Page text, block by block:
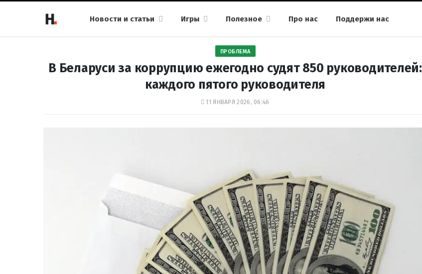
Новости и статьи Игры Полезное Про нас Поддержи нас
ПРОБЛЕМА
В Беларуси за коррупцию ежегодно судят 850 руководителей:
каждого пятого руководителя
11 ЯНВАРЯ 2026, 06:46